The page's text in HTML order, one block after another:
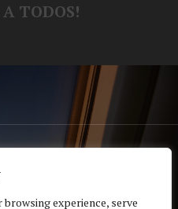
browsing experience, serve
A TODOS!
y cookies